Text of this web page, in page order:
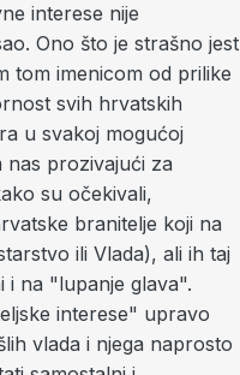
interese nije
Ono što je strašno jest
tom imenicom od prilike
svih hrvatskih
u svakoj mogućoj
nas prozivajući za
su očekivali,
branitelje koji na
ili Vlada), ali ih taj
i na "lupanje glava".
interese" upravo
vlada i njega naprosto